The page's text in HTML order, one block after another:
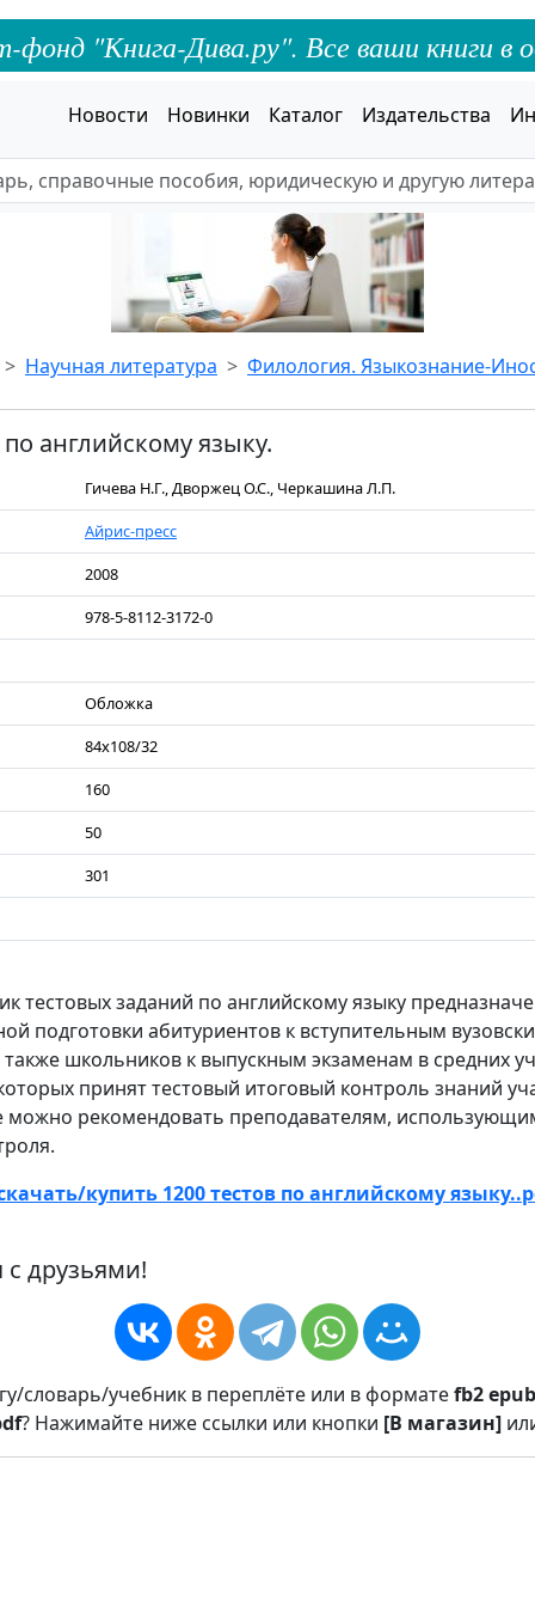
"Книга-Дива.ру". Все ваши книги в
Новости Новинки Каталог Издательства
Научная литература Филология. Языкознание-
по английскому языку.
Гичева Н.Г., Дворжец О.С., Черкашина Л.П.
Айрис-пресс
2008
978-5-8112-3172-0
Обложка
84х108/32
160
50
301
тестовых заданий по английскому языку
подготовки абитуриентов к вступительным
школьников к выпускным экзаменам в средних
принят тестовый итоговый контроль знаний
можно рекомендовать преподавателям,
купить 1200 тестов по английскому
друзьями!
словарь/учебник в переплёте или в форматеfb2epub
? Нажимайте ниже ссылки или кнопки [В магазин]